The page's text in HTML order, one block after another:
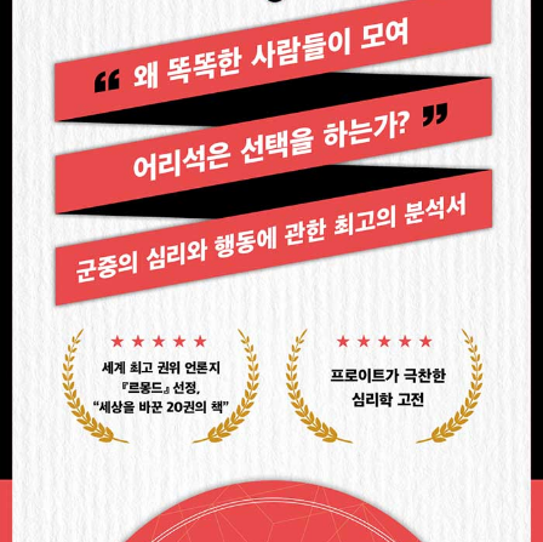
모티브로 『사회주의의 심리학』(1896) 『프랑스 혁명과 혁명의 심리
학』(1912) 등을 펴내기도 했다. 자연과학 연구도 활발하게 진행해서
1903년엔 노벨 물리학상 후보로 선정되기도 했으나 제1차 세계대전
이 발발하면서 심리학 연구에만 전념했다. 1931년에 세상을 떠났다.